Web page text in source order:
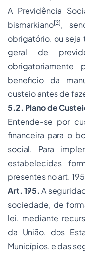
A Previdência
bismarkiano[2],
obrigatório, ou seja
geral de
obrigatoriamente
beneficio da
custeio antes de
5.2. Plano de
Entende-se por
financeira para o
social. Para
estabelecidas
presentes no art.
Art. 195. A
sociedade, de
lei, mediante
da União, dos
Municípios, e das